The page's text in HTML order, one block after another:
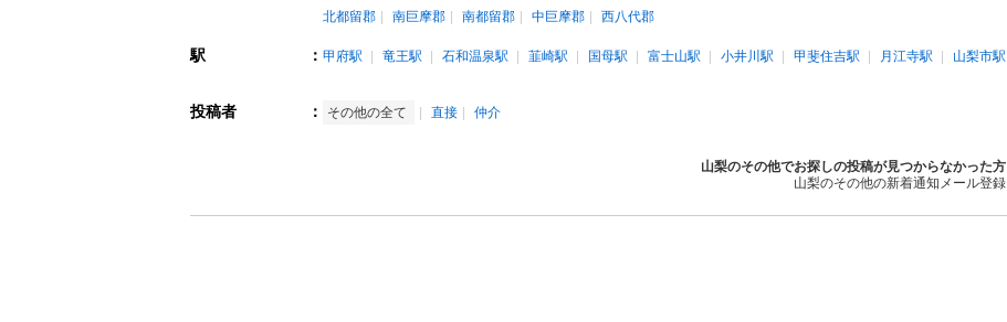
北都留郡
南巨摩郡 南都留郡 中巨摩郡 西八代郡
駅 ： 甲府駅 竜王駅 石和温泉駅 韮崎駅 国母駅 富士山駅 小井川駅 甲斐住吉駅 月江寺駅
山梨市駅
投稿者 ： その他の全て 直接 仲介
山梨のその他でお探しの投稿が見つからなかった方
山梨のその他の新着通知メール登録